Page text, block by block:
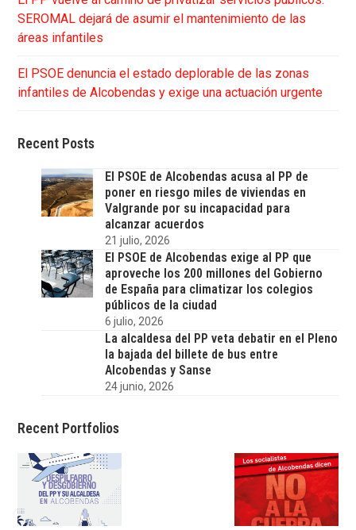
SEROMAL dejará de asumir el mantenimiento de las
áreas infantiles
El PSOE denuncia el estado deplorable de las zonas
infantiles de Alcobendas y exige una actuación urgente
Recent Posts
El PSOE de Alcobendas acusa al PP de
poner en riesgo miles de viviendas en
Valgrande por su incapacidad para
alcanzar acuerdos
21 julio, 2026
El PSOE de Alcobendas exige al PP que
aproveche los 200 millones del Gobierno
de España para climatizar los colegios
públicos de la ciudad
6 julio, 2026
La alcaldesa del PP veta debatir en el Pleno
la bajada del billete de bus entre
Alcobendas y Sanse
24 junio, 2026
Recent Portfolios